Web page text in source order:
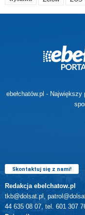
ebełchatów.pl -
Skontaktuj się z nami!
Redakcja ebelchatow.pl
tkb@dolsat.pl,
44 635 08 07, tel. 601 307